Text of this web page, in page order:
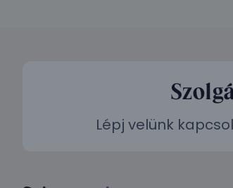
Lépj velünk